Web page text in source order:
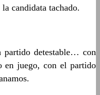
candidata tachado.
partido detestable… con
en juego, con el partido